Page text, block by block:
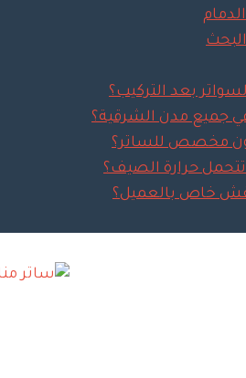
بعد التركيب؟
جميع مدن الشرقية؟
مخصص للساتر؟
تتحمل حرارة الصيف؟
خاص بالعميل؟